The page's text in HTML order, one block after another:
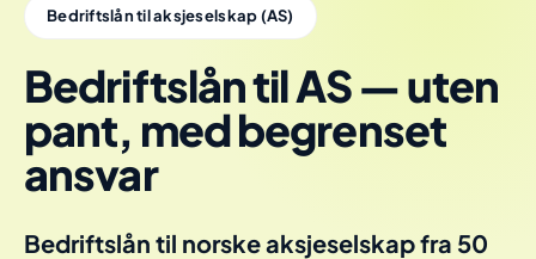
Bedriftslån til aksjeselskap (AS)
Bedriftslån til AS — uten
pant, med begrenset
ansvar
Bedriftslån til norske aksjeselskap fra 50